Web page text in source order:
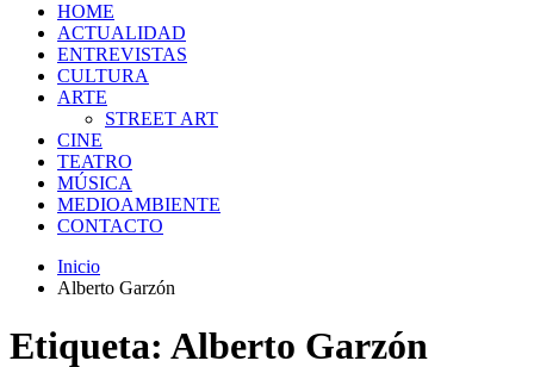
HOME
ACTUALIDAD
ENTREVISTAS
CULTURA
ARTE
STREET ART
CINE
TEATRO
MÚSICA
MEDIOAMBIENTE
CONTACTO
Inicio
Alberto Garzón
Etiqueta: Alberto Garzón